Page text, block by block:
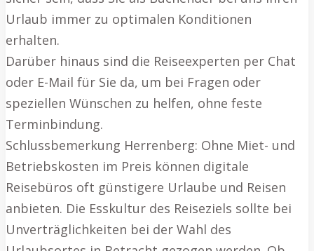
Urlaub immer zu optimalen Konditionen
erhalten.
Darüber hinaus sind die Reiseexperten per Chat
oder E-Mail für Sie da, um bei Fragen oder
speziellen Wünschen zu helfen, ohne feste
Terminbindung.
Schlussbemerkung Herrenberg: Ohne Miet- und
Betriebskosten im Preis können digitale
Reisebüros oft günstigere Urlaube und Reisen
anbieten. Die Esskultur des Reiseziels sollte bei
Unverträglichkeiten bei der Wahl des